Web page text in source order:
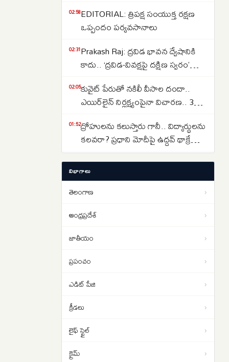
02:58EDITORIAL: త్రిపక్ష సంయుక్త రక్షణ
ఒప్పందం పర్యవసానాలు
02:31Prakash Raj: ద్రవిడ భావన ద్వేషానికి
కాదు.. ‘ద్రవిడ-వివక్షపై దక్షిణ స్వరం’
02:05కువైట్ పేరుతో నకిలీ వీసాల దందా..
ఎయిర్‌లైన్ నిర్లక్ష్యంపైనా విచారణ.. 39
01:52ద్రోహులను కలుస్తారు గానీ.. విద్యార్థులను
కలవరా? ప్రధాని మోదీపై ఉద్ధవ్ థాక్రే
మండిపాటు
01:43Jharkhand Paper Leak: డిమాండ్లు
నెరవేరే వరకు వెనక్కి తగ్గం.. ప్రభుత్వంతో
చర్చలు విఫలం
Women Reservation: షరతులు
లేకుండా మహిళా కోటా అమలు
విభాగాలు
తెలంగాణ ›
ఆంధ్రప్రదేశ్ ›
జాతీయం ›
ప్రపంచం ›
ఎడిట్ పేజి ›
క్రీడలు ›
లైఫ్ స్టైల్ ›
క్రైమ్ ›